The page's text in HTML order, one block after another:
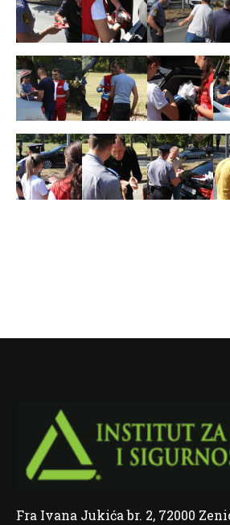
Fra Ivana Jukića br. 2, 72000